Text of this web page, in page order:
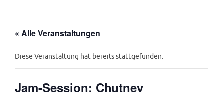
« Alle Veranstaltungen
Diese Veranstaltung hat bereits stattgefunden.
Jam-Session: Chutney